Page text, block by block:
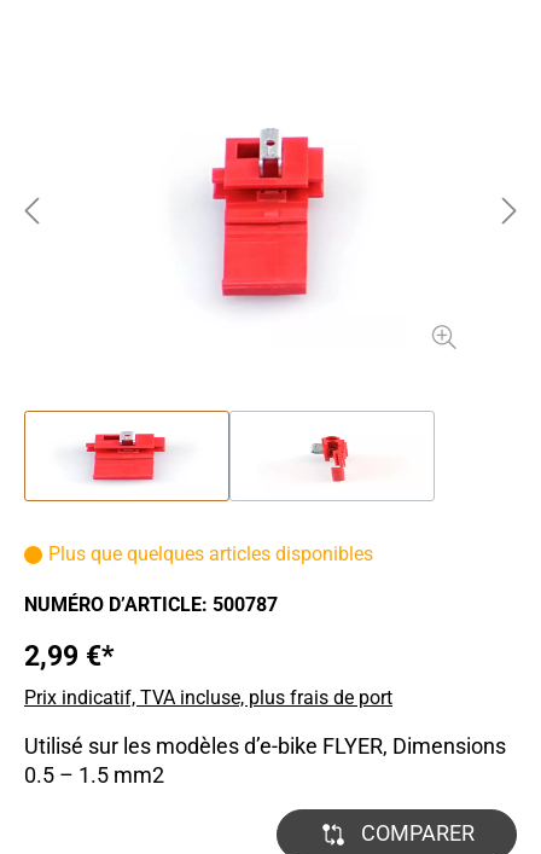
Plus que quelques articles disponibles
NUMÉRO D’ARTICLE: 500787
2,99 €*
Prix indicatif, TVA incluse, plus frais de port
Utilisé sur les modèles d’e-bike FLYER, Dimensions
0.5 – 1.5 mm2
COMPARER